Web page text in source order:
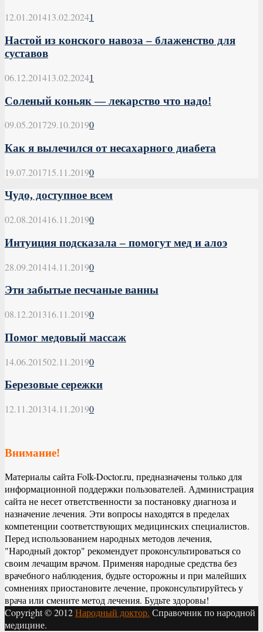
12.01.201413.02.20241
Настой из конского навоза – блаженство для
суставов
06.12.201413.02.20241
Соленый коньяк — лекарство что надо!
09.05.201729.10.20190
Как я вылечился от несахарного диабета
19.07.201715.11.20190
Чудо, доступное всем
02.08.201416.11.20190
Интуиция подсказала – помогут мед и алоэ
28.09.201414.11.20190
Эти забытые песчаные ванны
08.12.201316.11.20190
Помог медовый массаж
14.06.201502.11.20190
Березовые сережки
12.11.201314.11.20190
Внимание!
Материалы сайта Folk-Doctor.ru, предназначены только для
информационной поддержки пользователей. Администрация
сайта не несет ответственности за постановку диагноза и
назначение лечения. Эти вопросы находятся в пределах
компетенции соответствующих медицинских специалистов.
Перед использованием народных методов лечения,
"Народный доктор" рекомендует проконсультироваться со
своим лечащим врачом. Применяя народные средства без
врачебного наблюдения, будьте осторожны и при малейших
сомнениях приостановите лечение, проконсультируйтесь у
врача или смените метод лечения. Будьте здоровы!
Copyright © 2012Народный доктор. Справочник по народной
медицине.